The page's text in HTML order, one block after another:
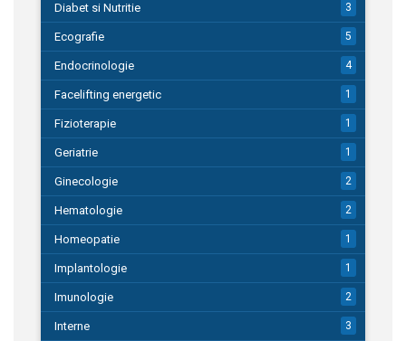
Diabet si Nutritie 3
Ecografie 5
Endocrinologie 4
Facelifting energetic 1
Fizioterapie 1
Geriatrie 1
Ginecologie 2
Hematologie 2
Homeopatie 1
Implantologie 1
Imunologie 2
Interne 3